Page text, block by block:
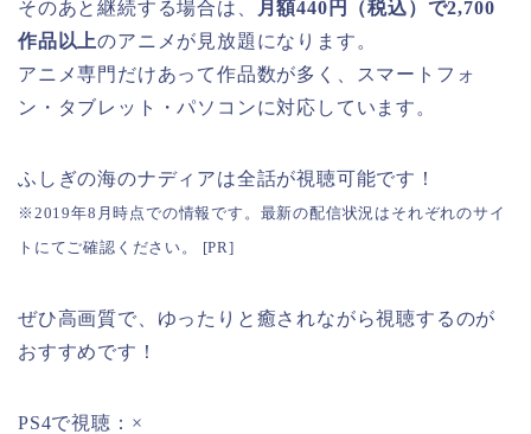
そのあと継続する場合は、
月額440円（税込）で2,700
作品以上のアニメが見放題になります。
アニメ専門だけあって作品数が多く、スマートフォ
ン・タブレット・パソコンに対応しています。
ふしぎの海のナディアは全話が視聴可能です！
※2019年8月時点での情報です。最新の配信状況はそれぞれのサイ
トにてご確認ください。 [PR]
ぜひ高画質で、ゆったりと癒されながら視聴するのが
おすすめです！
PS4で視聴：×